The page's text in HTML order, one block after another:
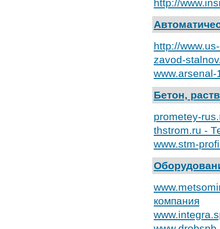
http://
http://
zavod-
www.arsenal-
Бетон,
prometey-
thstrom.ru -
www.stm-
компания